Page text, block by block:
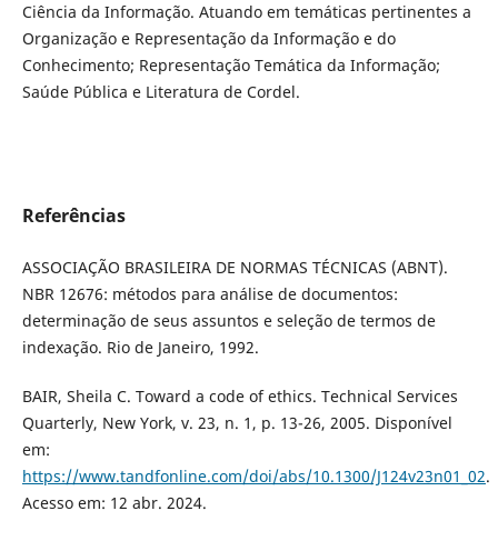
Ciência da Informação. Atuando em temáticas pertinentes a
Organização e Representação da Informação e do
Conhecimento; Representação Temática da Informação;
Saúde Pública e Literatura de Cordel.
Referências
ASSOCIAÇÃO BRASILEIRA DE NORMAS TÉCNICAS (ABNT).
NBR 12676: métodos para análise de documentos:
determinação de seus assuntos e seleção de termos de
indexação. Rio de Janeiro, 1992.
BAIR, Sheila C. Toward a code of ethics. Technical Services
Quarterly, New York, v. 23, n. 1, p. 13-26, 2005. Disponível
em:
https://www.tandfonline.com/doi/abs/10.1300/J124v23n01_02.
Acesso em: 12 abr. 2024.